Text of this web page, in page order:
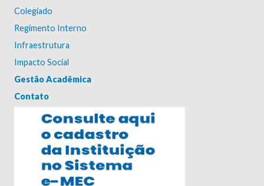
Colegiado
Regimento Interno
Infraestrutura
Impacto Social
Gestão Acadêmica
Contato